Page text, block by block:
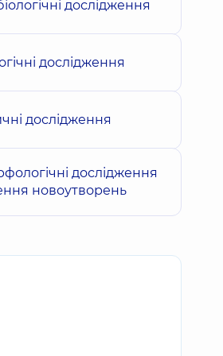
дослідження
дослідження
дослідження
дослідження
новоутворень